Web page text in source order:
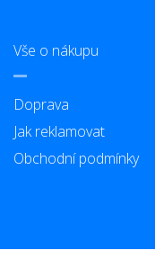
Vše o nákupu
Doprava
Jak reklamovat
Obchodní podmínky